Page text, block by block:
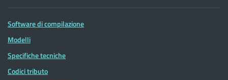
Software di compilazione
Modelli
Specifiche tecniche
Codici tributo